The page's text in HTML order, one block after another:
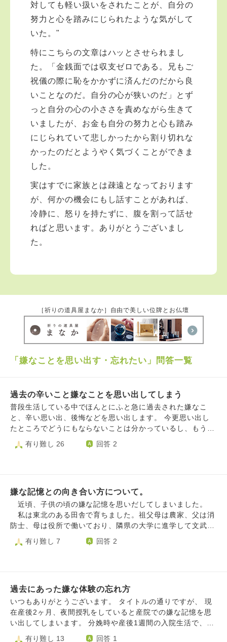
対しても軽い扱いをされたことが、自分の
努力と心を踏みにじられたような気がして
いた。"
特にこちらの文章はハッとさせられまし
た。「金銭面では収支ゼロである。兄もご
祝儀の際に恥をかかずに済んだのだから良
いことなのだ。自分の心が狭いのだ」とず
っと自分の心の小ささを責めながら生きて
いましたが、お金も自分の努力と心も踏み
にじられていて悲しかったから割り切れな
かったのだとようやく気づくことができま
した。
実はすでに家族とは疎遠となっております
が、何かの機会にもし話すことがあれば、
冷静に、怒りを持たずに、腹を割って話せ
ればと思います。ありがとうございまし
た。
［祈りの道具屋まなか］自由で美しい位牌とお仏壇
「嫌なことを思い出す・忘れたい」問答一覧
過去の辛いこと嫌なことを思い出してしまう
普段生活している中でほんとにふと急に過去された嫌なこ
と、辛い思い出、後悔などを思い出します。 今更思い出し
たところでどうにもならないことは分かっているし、もう考
えないようにするしかないと思っていても、更にその嫌なこ
とを深掘りするかのように考えて自分を苦しめています。
ほど思い返して自分を追い詰め日々の生活が辛いものになっ
ています。 再婚し子どもも2人いて幸せなはずなのに、辛い
ことばかり思い出しそれが本当に辛くどうすればいいか分か
りません。 自分なりに自己啓発本を読んだり前に進もうと
りに相談すると、みんな過去のことを思い出して不安になっ
たり、過去ばかりに執着せず囚われず生きたいです。
有り難し 26 回答 2
嫌な記憶との向き合い方について。
近頃、子供の頃の嫌な記憶を思いだしてしまいました。
私は東北のある田舎で育ちました。祖父母は農家、父は消
防士、母は役所で働いており、隣県の大学に進学して文武両
道に励み、不自由なく育つことができました。現在36歳です
が、姉妹がいて経済的に大変ながらもここまでしてくれた家
営業職として県内で成績上位を修めることができ、目標のF
P２級も取得して資産運用も含めて、同年代よりは収入上に
なる程頑張ることが出来たと思います。また、学生時代から
武道をやっていますが、昇段しましたし、新たな挑戦のため
有り難し 7 回答 2
過去にあった嫌な体験の忘れ方
いつもありがとうございます。 タイトルの通りですが、 現
在産後2ヶ月、夜間授乳をしていると産院での嫌な記憶を思
い出してしまいます。 分娩時や産後1週間の入院生活で、あ
る助産師さんからの辛いあたりを思い出すと涙が出ます。
有り難し 13 回答 1